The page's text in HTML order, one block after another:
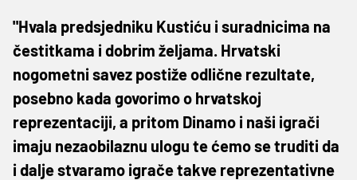
"Hvala predsjedniku Kustiću i suradnicima na
čestitkama i dobrim željama. Hrvatski
nogometni savez postiže odlične rezultate,
posebno kada govorimo o hrvatskoj
reprezentaciji, a pritom Dinamo i naši igrači
imaju nezaobilaznu ulogu te ćemo se truditi da
i dalje stvaramo igrače takve reprezentativne